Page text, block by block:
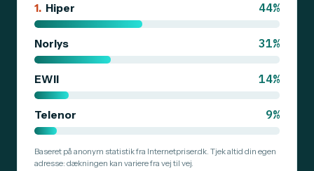
1. Hiper 44%
Norlys 31%
EWII 14%
Telenor 9%
Baseret på anonym statistik fra Internetpriser.dk. Tjek altid din egen
adresse: dækningen kan variere fra vej til vej.